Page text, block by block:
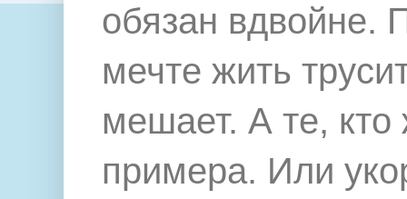
обязан вдвойне.
мечте жить
мешает. А те,
примера. Или